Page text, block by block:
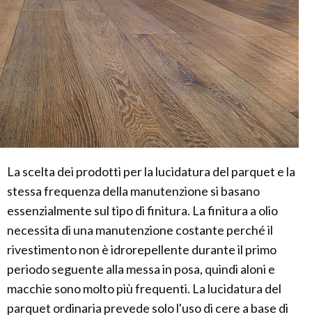
La scelta dei prodotti per la lucidatura del parquet e la
stessa frequenza della manutenzione si basano
essenzialmente sul tipo di finitura. La finitura a olio
necessita di una manutenzione costante perché il
rivestimento non è idrorepellente durante il primo
periodo seguente alla messa in posa, quindi aloni e
macchie sono molto più frequenti. La lucidatura del
parquet ordinaria prevede solo l'uso di cere a base di